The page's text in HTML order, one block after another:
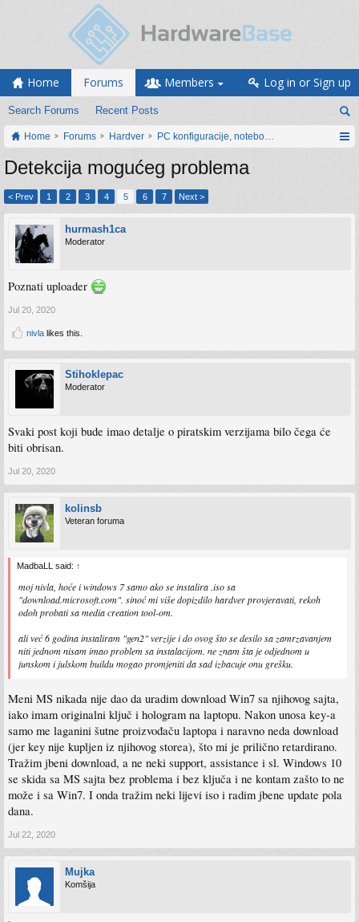
Home Forums
Search Forums Recent Posts
Members Log in or Sign up
Home Forums Hardver PC konfiguracije, notebook računari, servis
Detekcija mogućeg problema
< Prev 1 2 3 4 5 6 7 Next >
hurmash1ca
Moderator
Poznati uploader
Jul 20, 2020
nivla likes this.
Stihoklepac
Moderator
Svaki post koji bude imao detalje o piratskim verzijama bilo čega će
biti obrisan.
Jul 20, 2020
kolinsb
Veteran foruma
MadbaLL said: ↑
moj nivla, hoće i windows 7 samo ako se instalira .iso sa
"download.microsoft.com". sinoć mi više dopizdilo hardver provjeravati, rekoh
odoh probati sa media creation tool-om.
ali već 6 godina instaliram "gen2" verzije i do ovog što se desilo sa zamrzavanjem
niti jednom nisam imao problem sa instalacijom. ne znam šta je odjednom u
junskom i julskom buildu mogao promjeniti da sad izbacuje onu grešku.
Meni MS nikada nije dao da uradim download Win7 sa njihovog sajta,
iako imam originalni ključ i hologram na laptopu. Nakon unosa key-a
samo me laganini šutne proizvođaču laptopa i naravno neda download
(jer key nije kupljen iz njihovog storea), što mi je prilično retardirano.
Tražim jbeni download, a ne neki support, assistance i sl. Windows 10
se skida sa MS sajta bez problema i bez ključa i ne kontam zašto to ne
može i sa Win7. I onda tražim neki lijevi iso i radim jbene update pola
dana.
Jul 22, 2020
Mujka
Komšija